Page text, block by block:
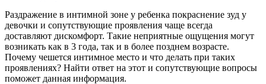
Раздражение в интимной зоне у ребенка покраснение зуд у
девочки и сопутствующие проявления чаще всегда
доставляют дискомфорт. Такие неприятные ощущения могут
возникать как в 3 года, так и в более позднем возрасте.
Почему чешется интимное место и что делать при таких
проявлениях? Найти ответ на этот и сопутствующие вопросы
поможет данная информация.